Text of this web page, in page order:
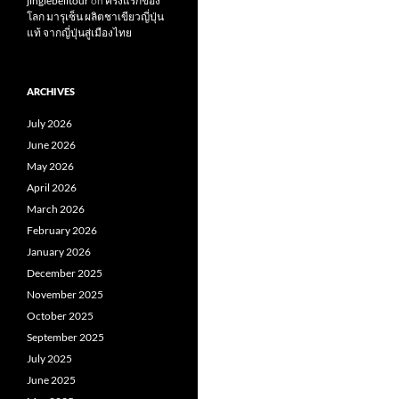
โลก มารุเซ็น ผลิตชาเขียวญี่ปุ่น
แท้ จากญี่ปุ่นสู่เมืองไทย
ARCHIVES
July 2026
June 2026
May 2026
April 2026
March 2026
February 2026
January 2026
December 2025
November 2025
October 2025
September 2025
July 2025
June 2025